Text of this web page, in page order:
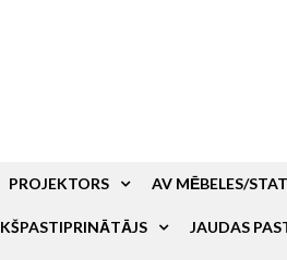
PROJEKTORS AV MĒBELES/
JAUDAS